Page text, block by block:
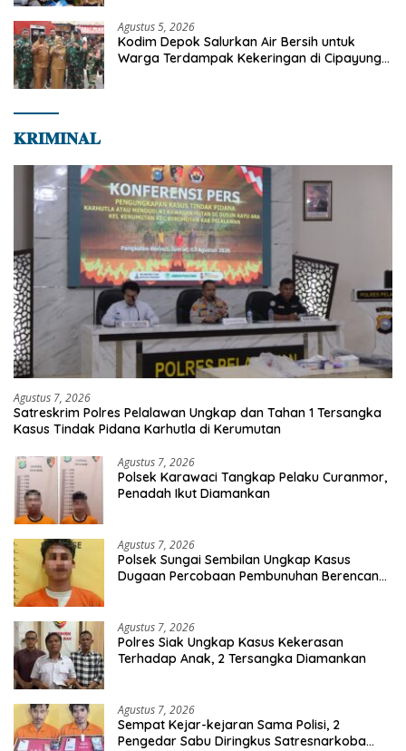
Agustus 5, 2026
Kodim Depok Salurkan Air Bersih untuk
Warga Terdampak Kekeringan di Cipayung
𝐊𝐑𝐈𝐌𝐈𝐍𝐀𝐋
Agustus 7, 2026
Satreskrim Polres Pelalawan Ungkap dan Tahan 1 Tersangka
Kasus Tindak Pidana Karhutla di Kerumutan
Agustus 7, 2026
Polsek Karawaci Tangkap Pelaku Curanmor,
Penadah Ikut Diamankan
Agustus 7, 2026
Polsek Sungai Sembilan Ungkap Kasus
Dugaan Percobaan Pembunuhan Berencana,
Agustus 7, 2026
Polres Siak Ungkap Kasus Kekerasan
Terhadap Anak, 2 Tersangka Diamankan
Agustus 7, 2026
Sempat Kejar-kejaran Sama Polisi, 2
Pengedar Sabu Diringkus Satresnarkoba